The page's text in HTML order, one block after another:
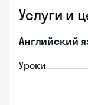
Услуги и
Английский
Уроки